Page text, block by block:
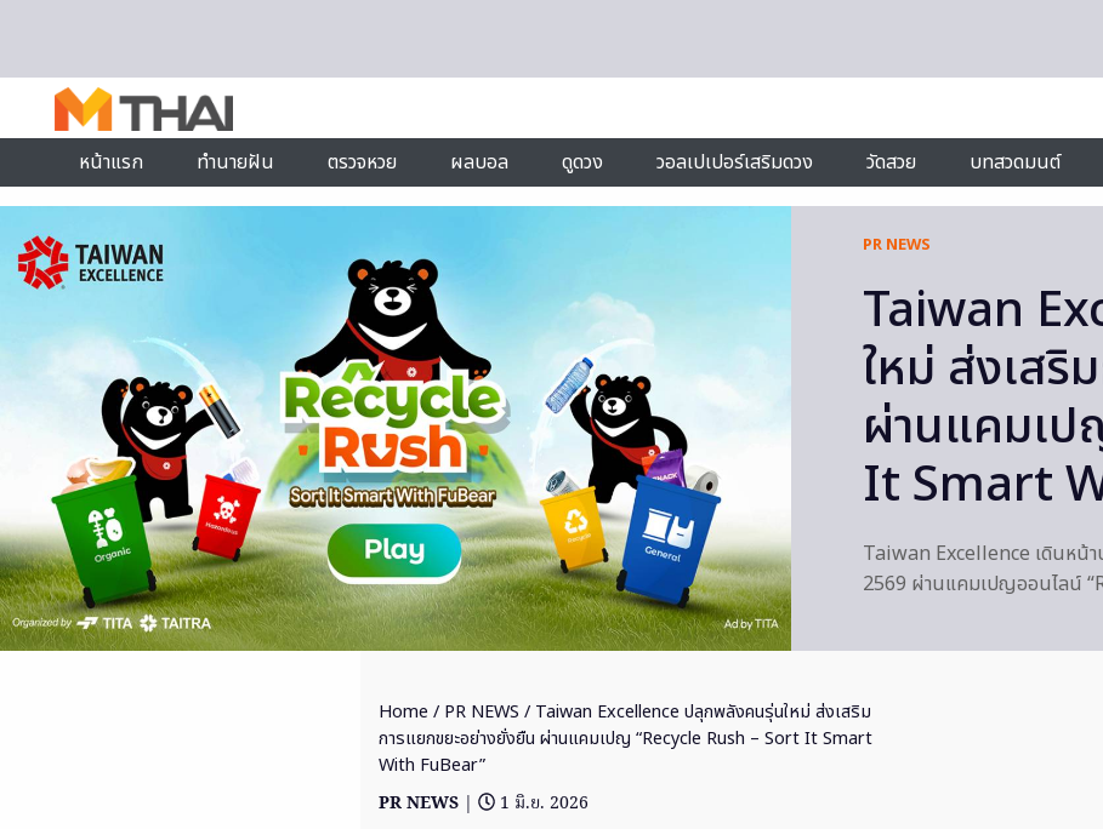
หน้าแรก
ทำนายฝัน ตรวจหวย ผลบอล ดูดวง วอลเปเปอร์เสริมดวง วัดสวย บทสวดมนต์
PR NEWS
Taiwan
ใหม่ ส่งเสริ
ผ่านแคมเ
It Smart
Taiwan Excellence เดินหน้
2569 ผ่านแคมเปญออนไลน์
Home / PR NEWS / Taiwan Excellence ปลุกพลังคนรุ่นใหม่ ส่งเสริม
การแยกขยะอย่างยั่งยืน ผ่านแคมเปญ “Recycle Rush – Sort It Smart
With FuBear”
PR NEWS |
1 มิ.ย. 2026